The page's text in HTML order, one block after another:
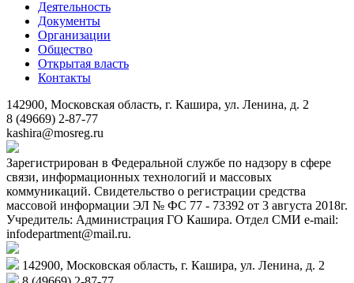
Деятельность
Документы
Организации
Общество
Открытая власть
Контакты
142900, Московская область, г. Кашира, ул. Ленина, д. 2
8 (49669) 2-87-77
kashira@mosreg.ru
Зарегистрирован в Федеральной службе по надзору в сфере
связи, информационных технологий и массовых
коммуникаций. Свидетельство о регистрации средства
массовой информации ЭЛ № ФС 77 - 73392 от 3 августа 2018г.
Учредитель: Администрация ГО Кашира. Отдел СМИ e-mail:
infodepartment@mail.ru.
142900, Московская область, г. Кашира, ул. Ленина, д. 2